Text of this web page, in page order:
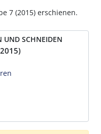
7 (2015) erschienen.
UND SCHNEIDEN